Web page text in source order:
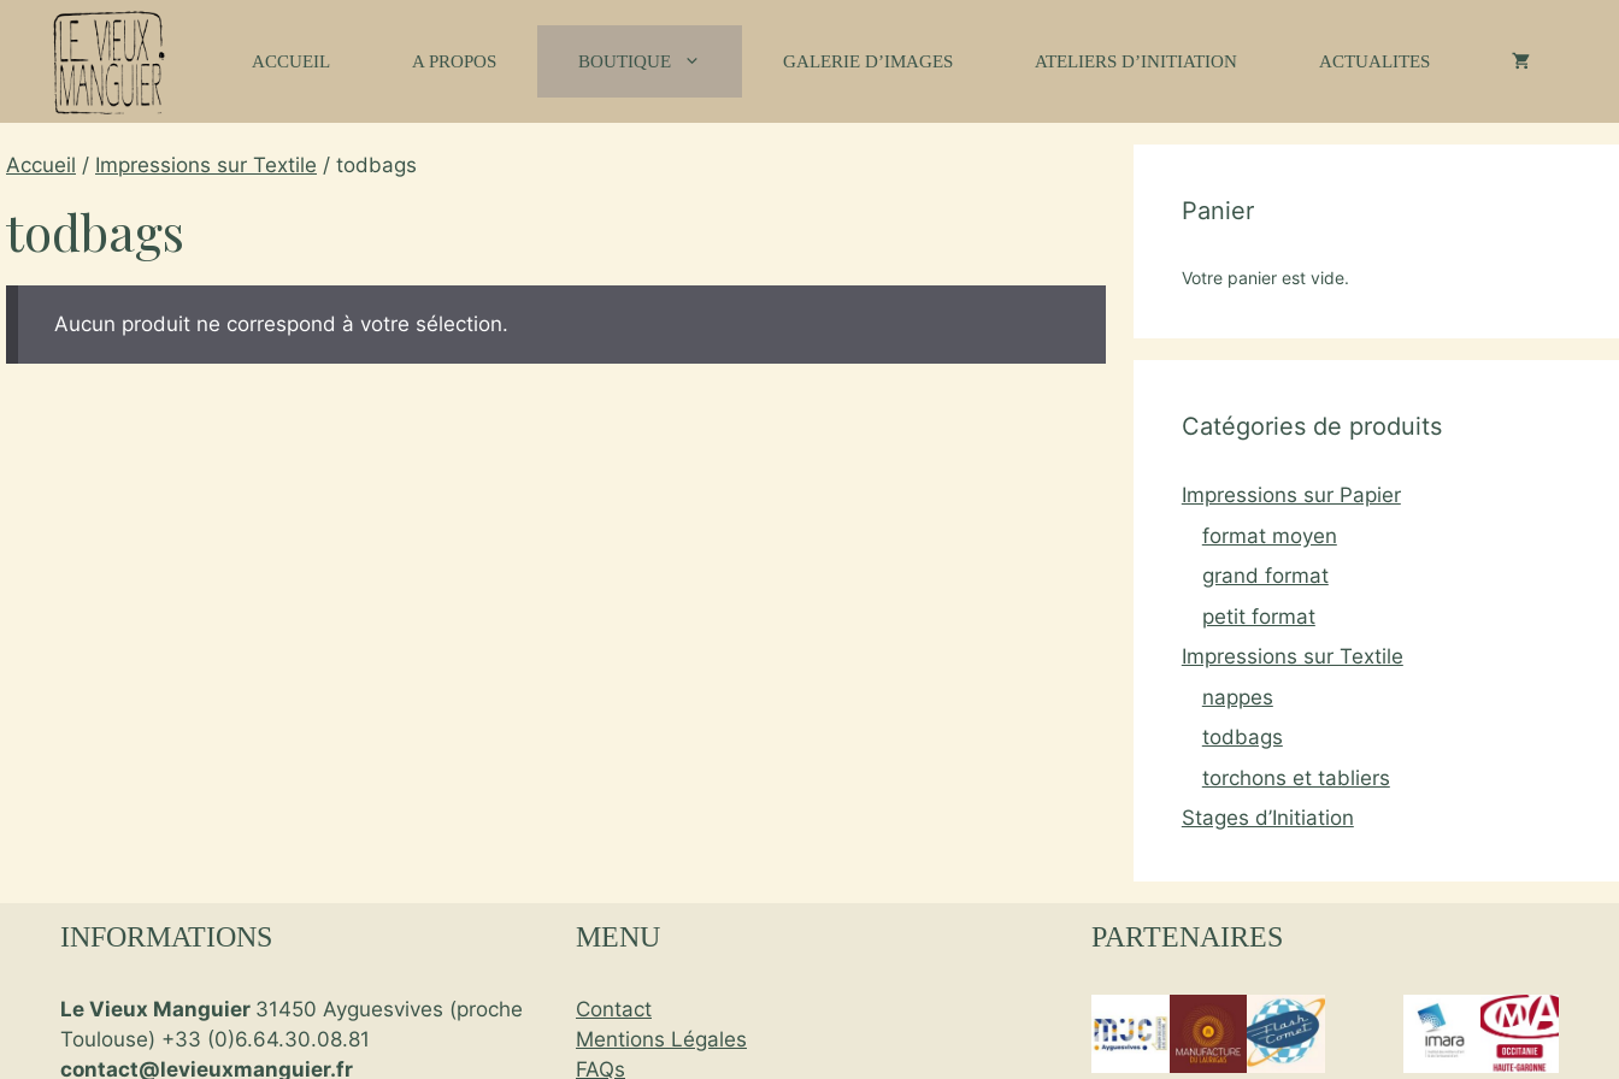
contenu
ACCUEIL A PROPOS BOUTIQUE GALERIE D’IMAGES ATELIERS D’INITIATION ACTUALITES
Accueil / Impressions sur Textile / todbags
todbags
Aucun produit ne correspond à votre sélection.
Panier
Votre panier est vide.
Catégories de produits
Impressions sur Papier
format moyen
grand format
petit format
Impressions sur Textile
nappes
todbags
torchons et tabliers
Stages d’Initiation
INFORMATIONS
Le Vieux Manguier 31450 Ayguesvives (proche
Toulouse) +33 (0)6.64.30.08.81
contact@levieuxmanguier.fr
MENU
Contact
Mentions Légales
FAQs
PARTENAIRES